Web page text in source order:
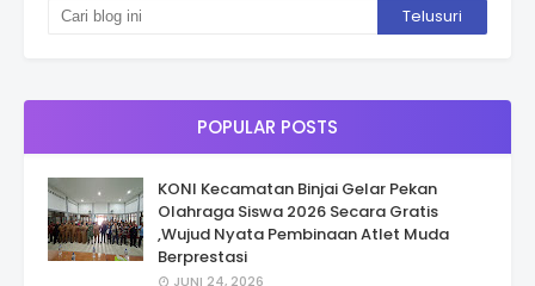
POPULAR POSTS
KONI Kecamatan Binjai Gelar Pekan
Olahraga Siswa 2026 Secara Gratis
,Wujud Nyata Pembinaan Atlet Muda
Berprestasi
JUNI 24, 2026